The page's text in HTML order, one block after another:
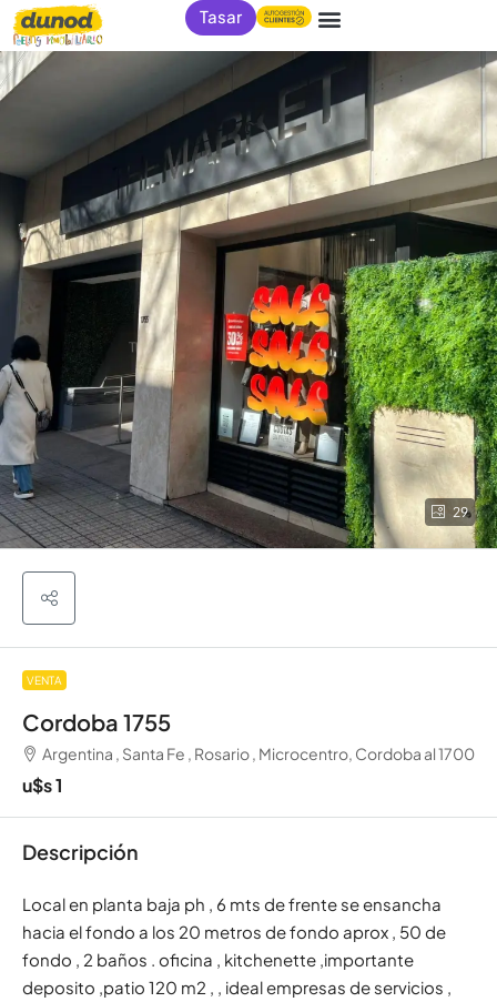
Tasar
29
VENTA
Cordoba 1755
Argentina , Santa Fe , Rosario , Microcentro, Cordoba al 1700
u$s 1
Descripción
Local en planta baja ph , 6 mts de frente se ensancha
hacia el fondo a los 20 metros de fondo aprox , 50 de
fondo , 2 baños . oficina , kitchenette ,importante
deposito ,patio 120 m2 , , ideal empresas de servicios ,